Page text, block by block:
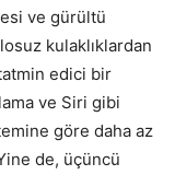
ve gürültü
kulaklıklardan
edici bir
ve Siri gibi
göre daha az
de, üçüncü